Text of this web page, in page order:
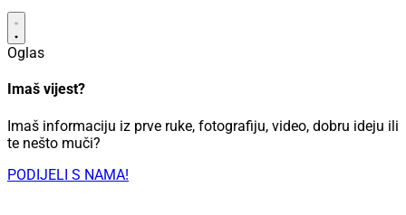
Oglas
Imaš vijest?
Imaš informaciju iz prve ruke, fotografiju, video, dobru ideju ili
te nešto muči?
PODIJELI S NAMA!